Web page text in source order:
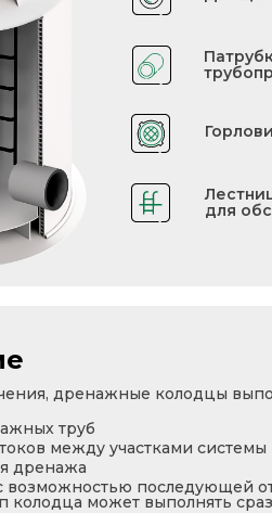
дренажные колодцы
труб
между участками системы
дренажа
возможностью последующей
колодца может выполнять
для